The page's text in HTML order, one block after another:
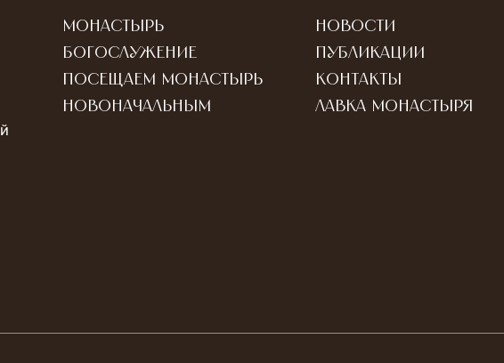
Монастырь
Богослужение
Посещаем монастырь
Новоначальным
Новости
Публикации
Контакты
Лавка монастыря